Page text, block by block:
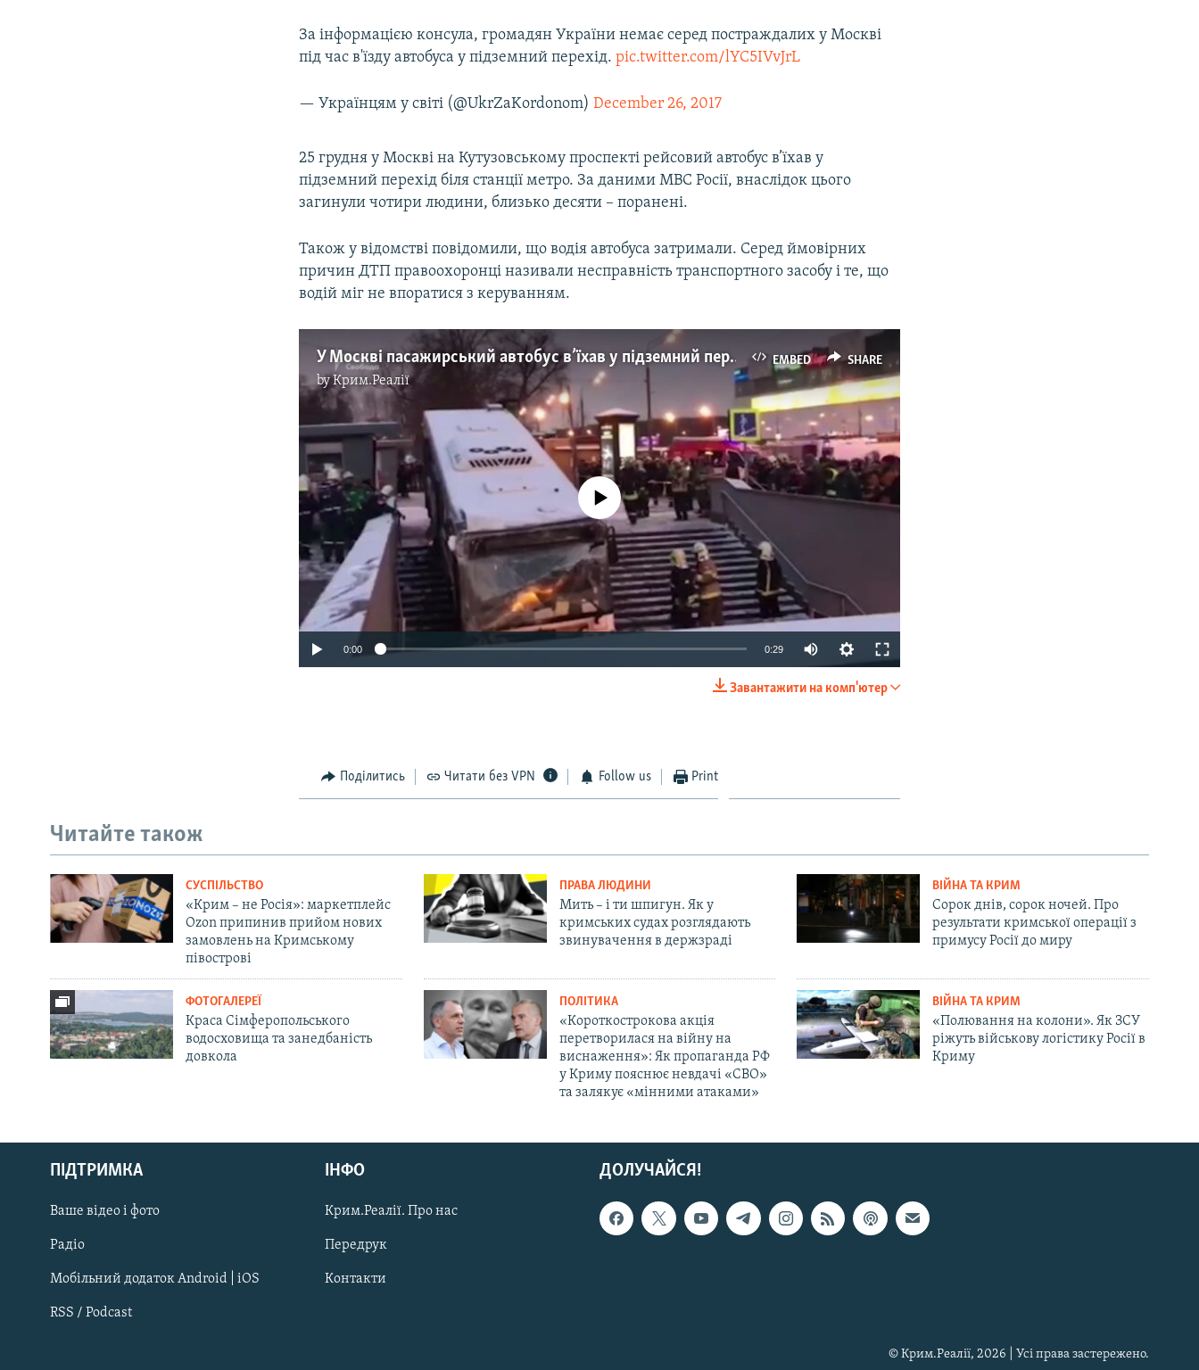
Русский
Qırımtatar
ДОЛУЧАЙСЯ!
За інформацією консула, громадян України немає серед постраждалих у Москві
під час в'їзду автобуса у підземний перехід.pic.twitter.com/lYC5IVvJrL
— Українцям у світі (@UkrZaKordonom)December 26, 2017
25 грудня у Москві на Кутузовському проспекті рейсовий автобус в’їхав у
підземний перехід біля станції метро. За даними МВС Росії, внаслідок цього
загинули чотири людини, близько десяти – поранені.
Також у відомстві повідомили, що водія автобуса затримали. Серед ймовірних
причин ДТП правоохоронці називали несправність транспортного засобу і те, що
водій міг не впоратися з керуванням.
EMBED SHARE
У Москві пасажирський автобус в’їхав у підземний перехід (відео)
byКрим.Реалії
No media source currently available
0:00 0:29
Завантажити на комп'ютер
Поділитись Читати без VPN Follow us Print
Читайте також
СУСПІЛЬСТВО
«Крим – не Росія»: маркетплейс
Ozon припинив прийом нових
замовлень на Кримському
півострові
ПРАВА ЛЮДИНИ
Мить – і ти шпигун. Як у
кримських судах розглядають
звинувачення в держзраді
ВІЙНА ТА КРИМ
Сорок днів, сорок ночей. Про
результати кримської операції з
примусу Росії до миру
ФОТОГАЛЕРЕЇ
Краса Сімферопольського
водосховища та занедбаність
довкола
ПОЛІТИКА
«Короткострокова акція
перетворилася на війну на
виснаження»: Як пропаганда РФ
у Криму пояснює невдачі «СВО»
та залякує «мінними атаками»
ВІЙНА ТА КРИМ
«Полювання на колони». Як ЗСУ
ріжуть військову логістику Росії в
Криму
ДОЛУЧАЙСЯ!
ПІДТРИМКА
Ваше відео і фото
Радіо
Мобільний додаток Android | iOS
RSS / Podcast
ІНФО
Крим.Реалії. Про нас
Передрук
Контакти
© Крим.Реалії, 2026 | Усі права застережено.